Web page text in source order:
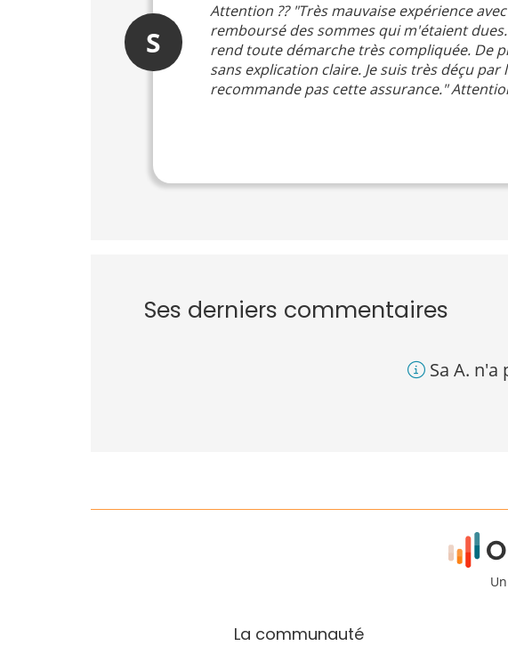
S
Attention ?? "Très mauvaise expérience
remboursé des sommes qui m'étaient
rend toute démarche très compliquée. De
sans explication claire. Je suis très déçu
recommande pas cette assurance." Attention
Ses derniers commentaires
Sa A. n'a
La communauté